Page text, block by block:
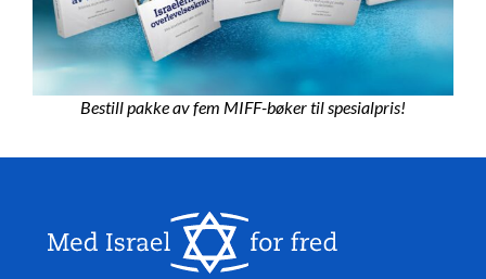
Bestill pakke av fem MIFF-bøker til spesialpris!